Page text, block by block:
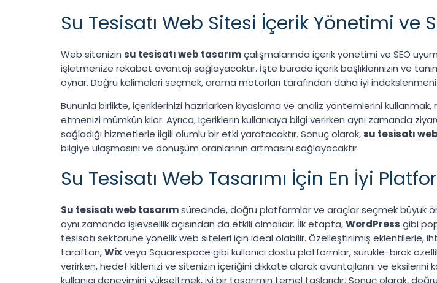
Su Tesisatı Web Sitesi İçerik Yönetimi ve
Web sitenizin su tesisatı web tasarımçalışmalarında içerik yönetimi ve SEO
işletmenize rekabet avantajı sağlayacaktır. İşte burada içerik başlıklarınızın ve
oynar. Doğru kelimeleri seçmek, arama motorları tarafından daha iyi
Bununla birlikte, içeriklerinizi hazırlarken kıyaslama ve analiz yöntemlerini
etmenizi mümkün kılar. Ayrıca, içeriklerin kullanıcıya bilgi verirken aynı zamanda
sağladığı hizmetlerle ilgili olumlu bir etki yaratacaktır. Sonuç olarak, su tesisatı
bilgiye ulaşmasını ve dönüşüm oranlarının artmasını sağlayacaktır.
Su Tesisatı Web Tasarımı İçin En İyi
Su tesisatı web tasarımsürecinde, doğru platformlar ve araçlar seçmek büyük
aynı zamanda işlevsellik açısından da etkili olmalıdır. İlk etapta,WordPress gibi
tesisatı sektörüne yönelik web siteleri için ideal olabilir. Özelleştirilmiş eklentilerle,
taraftan,Wixveya Squarespace gibi kullanıcı dostu platformlar, sürükle-bırak
verirken, hedef kitlenizi ve sitenizin içeriğini dikkate alarak avantajlarını ve eksilerini